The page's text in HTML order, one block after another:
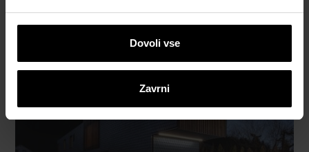
Dovoli vse
Zavrni